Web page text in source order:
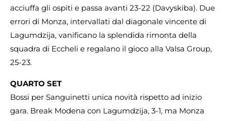
acciuffa gli ospiti e passa avanti 23-22 (Davyskiba). Due
errori di Monza, intervallati dal diagonale vincente di
Lagumdzija, vanificano la splendida rimonta della
squadra di Eccheli e regalano il gioco alla Valsa Group,
25-23.
QUARTO SET
Bossi per Sanguinetti unica novità rispetto ad inizio
gara. Break Modena con Lagumdzija, 3-1, ma Monza